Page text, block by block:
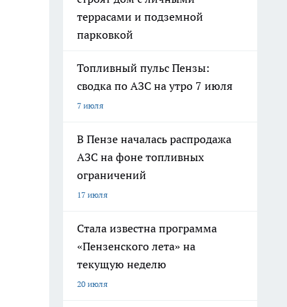
террасами и подземной
парковкой
Топливный пульс Пензы:
сводка по АЗС на утро 7 июля
7 июля
В Пензе началась распродажа
АЗС на фоне топливных
ограничений
17 июля
Стала известна программа
«Пензенского лета» на
текущую неделю
20 июля